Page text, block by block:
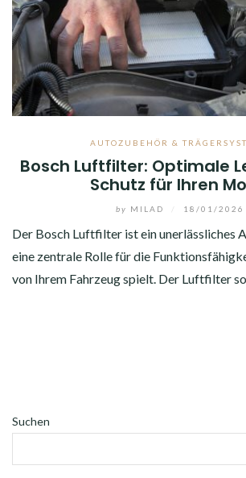
AUTOZUBEHÖR &
Bosch Luftfilter: Optimale
Schutz für Ihren
by MILAD 18/01/2026
Der Bosch Luftfilter ist ein unerlässliches
eine zentrale Rolle für die
von Ihrem Fahrzeug spielt. Der Luftfilter
Suchen